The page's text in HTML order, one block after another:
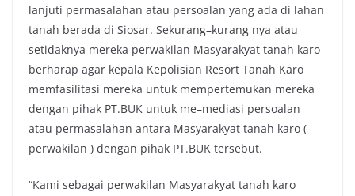
lanjuti permasalahan atau persoalan yang ada di lahan
tanah berada di Siosar. Sekurang–kurang nya atau
setidaknya mereka perwakilan Masyarakyat tanah karo
berharap agar kepala Kepolisian Resort Tanah Karo
memfasilitasi mereka untuk mempertemukan mereka
dengan pihak PT.BUK untuk me–mediasi persoalan
atau permasalahan antara Masyarakyat tanah karo (
perwakilan ) dengan pihak PT.BUK tersebut.
“Kami sebagai perwakilan Masyarakyat tanah karo